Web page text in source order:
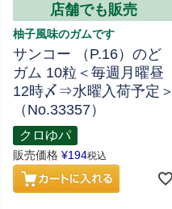
店舗でも販売
柚子風味のガムです
サンコー （P.16）のど
ガム 10粒＜毎週月曜昼
12時〆⇒水曜入荷予定＞
（No.33357）
クロゆパ
販売価格 ¥194税込